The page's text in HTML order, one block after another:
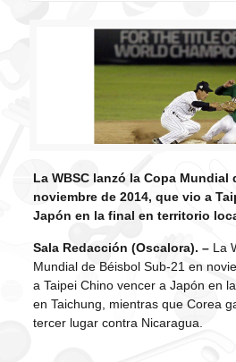
La WBSC lanzó la Copa Mundial
noviembre de 2014, que vio a
Japón en la final en territorio
Sala Redacción (Oscalora). –La
Mundial de Béisbol Sub-21 en
a Taipei Chino vencer a Japón en
en Taichung, mientras que Corea
tercer lugar contra Nicaragua.